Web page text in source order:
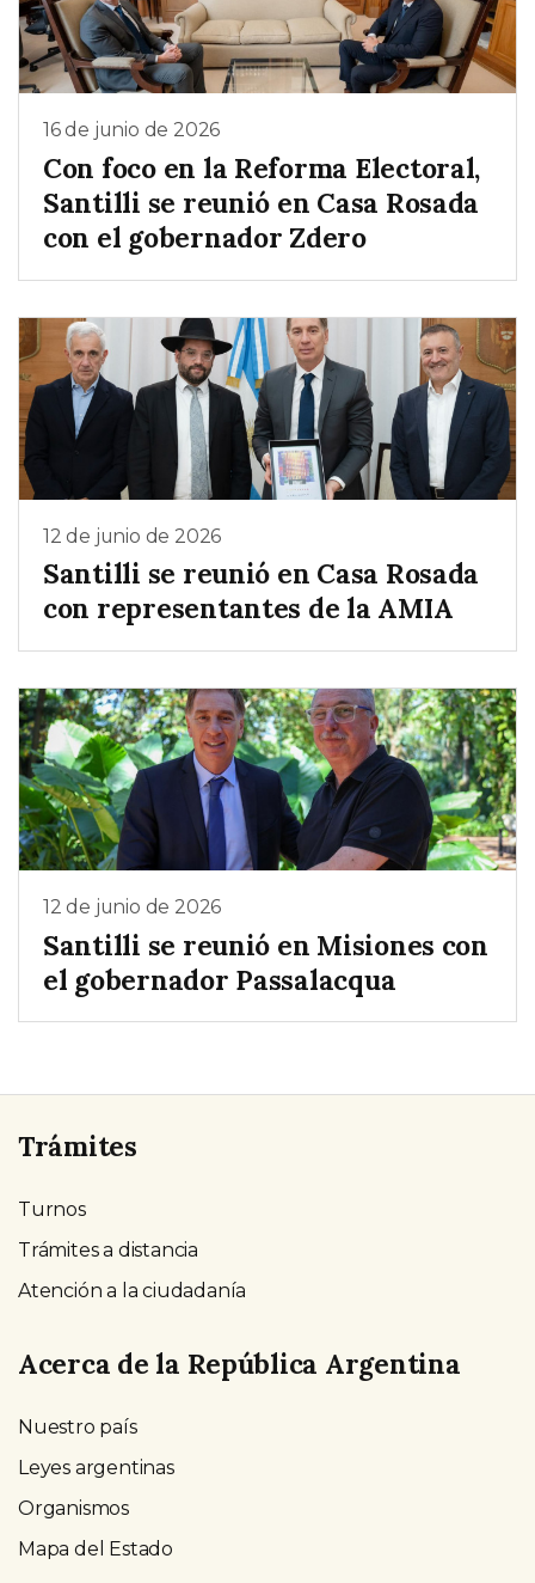
16 de junio de 2026
Con foco en la Reforma Electoral,
Santilli se reunió en Casa Rosada
con el gobernador Zdero
12 de junio de 2026
Santilli se reunió en Casa Rosada
con representantes de la AMIA
12 de junio de 2026
Santilli se reunió en Misiones con
el gobernador Passalacqua
Trámites
Turnos
Trámites a distancia
Atención a la ciudadanía
Acerca de la República Argentina
Nuestro país
Leyes argentinas
Organismos
Mapa del Estado